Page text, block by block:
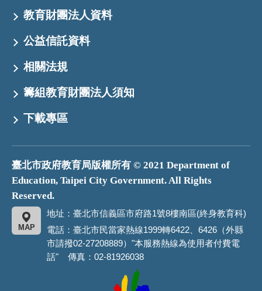
教育財團法人資料
公益信託資料
相關法規
籌組教育財團法人須知
下載專區
臺北市政府教育局版權所有 © 2021 Department of
Education, Taipei City Government. All Rights
Reserved.
地址：臺北市信義區市府路1號8樓南區(終身教育科)
MAP
電話：臺北市民當家熱線1999轉6422、6426（外縣
市請撥02-27208889）"本服務熱線為使用者付費電
話" 傳真：02-81926038
市
政